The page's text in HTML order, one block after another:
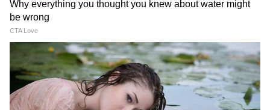
করোল, যার মূল হাইকোর্ট হল হিমাচল প্রদেশ৷
সুপ্রিম কোর্টে বিচারক নিযুক্ত হওয়ার সময় তিনি
পাটনা হাইকোর্টের প্রধান বিচারপতি ছিলেন।
হিমাচল প্রদেশে ২৩শে আগস্ট, ১৯৬১ সালে
জন্মগ্রহণকারী বিচারপতি করোল সিমলার সেন্ট
এডওয়ার্ড স্কুল এবং সিমলার সরকারি ডিগ্রি
RECOMMENDED STORIES